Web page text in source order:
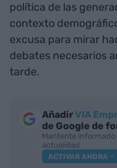
política de las
contexto
excusa para mirar
debates necesarios
tarde.
AñadirVIA
de Google de
Mantente
actualidad
ACTIVAR AHORA